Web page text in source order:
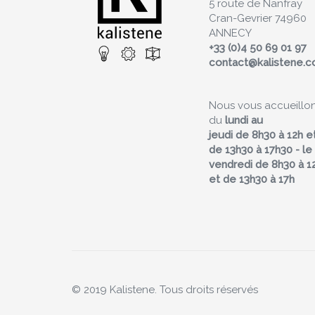
5 route de Nanfray
Cran-Gevrier 74960
ANNECY
+33 (0)4 50 69 01 97
Nous vous
du lundi au
jeudi de 8h30 à 12h
de 13h30 à 17h30 - le
vendredi de 8h30 à
et de 13h30 à 17h
© 2019 Kalistene. Tous droits réservés